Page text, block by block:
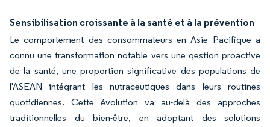
Sensibilisation croissante à la santé et à la prévention
Le comportement des consommateurs en Asie Pacifique a
connu une transformation notable vers une gestion proactive
de la santé, une proportion significative des populations de
l'ASEAN intégrant les nutraceutiques dans leurs routines
quotidiennes. Cette évolution va au-delà des approches
traditionnelles du bien-être, en adoptant des solutions